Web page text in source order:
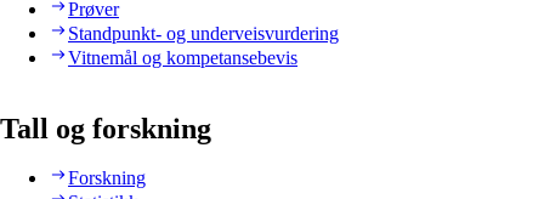
Prøver
Standpunkt- og underveisvurdering
Vitnemål og kompetansebevis
Tall og forskning
Forskning